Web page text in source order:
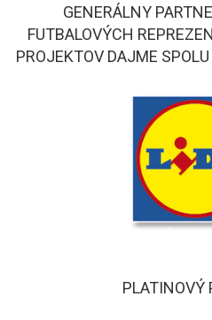
GENERÁLNY
FUTBALOVÝCH
PROJEKTOV DAJME
PLATINOVÝ